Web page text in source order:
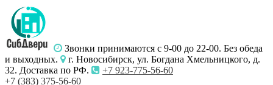
Звонки принимаются с 9-00 до 22-00. Без обеда
и выходных.
г. Новосибирск, ул. Богдана Хмельницкого, д.
32. Доставка по РФ.
+7 923-775-56-60
+7 (383) 375-56-60